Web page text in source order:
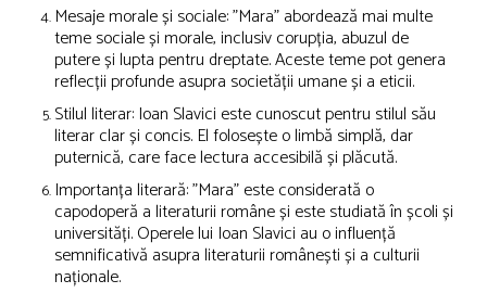
Mesaje morale și sociale: "Mara" abordează mai multe
teme sociale și morale, inclusiv corupția, abuzul de
putere și lupta pentru dreptate. Aceste teme pot genera
reflecții profunde asupra societății umane și a eticii.
Stilul literar: Ioan Slavici este cunoscut pentru stilul său
literar clar și concis. El folosește o limbă simplă, dar
puternică, care face lectura accesibilă și plăcută.
Importanța literară: "Mara" este considerată o
capodoperă a literaturii române și este studiată în școli și
universități. Operele lui Ioan Slavici au o influență
semnificativă asupra literaturii românești și a culturii
naționale.